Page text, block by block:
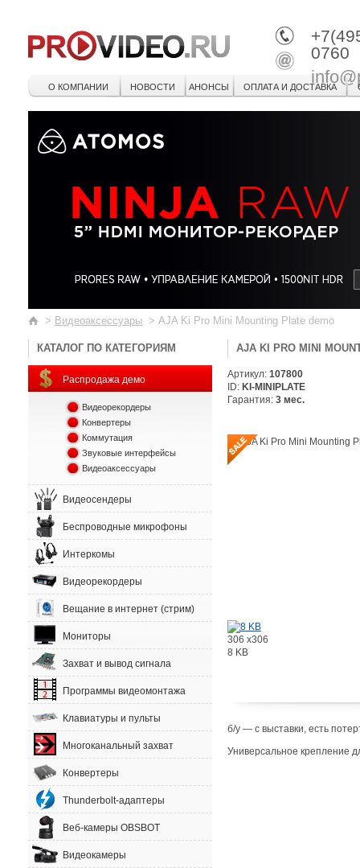
0760
О КОМПАНИИ НОВОСТИ АНОНСЫ ОПЛАТА И ДОСТАВКА
> Видеоаксессуары > AJA Ki Pro Mini Mounting Plate demo
КАТАЛОГ ПО КАТЕГОРИЯМ
Распродажа демо
Видеорекордеры
Конвертеры
Коммутация
Звуковые интерфейсы
Видеоаксессуары
Видеосендеры
Беспроводные микрофоны
Интеркомы
Видеорекордеры
Вещание в интернет (стрим)
Мониторы
Захват и вывод сигнала
Программы видеомонтажа
Клавиатуры и пульты
Многоканальный захват
Конвертеры
Thunderbolt-адаптеры
Веб-камеры OBSBOT
Видеокамеры
AJA KI PRO MINI
Артикул: 107800
ID: KI-MINIPLATE
Гарантия: 3 мес.
306 x306
8 KB
б/у — с выставки, есть
Универсальное крепление